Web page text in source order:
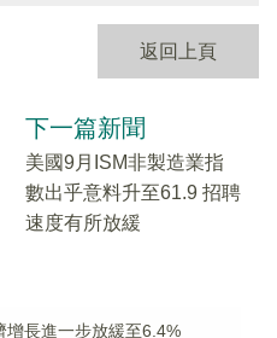
返回上頁
下一篇新聞
美國9月ISM非製造業指
數出乎意料升至61.9 招聘
速度有所放緩
增長進一步放緩至6.4%